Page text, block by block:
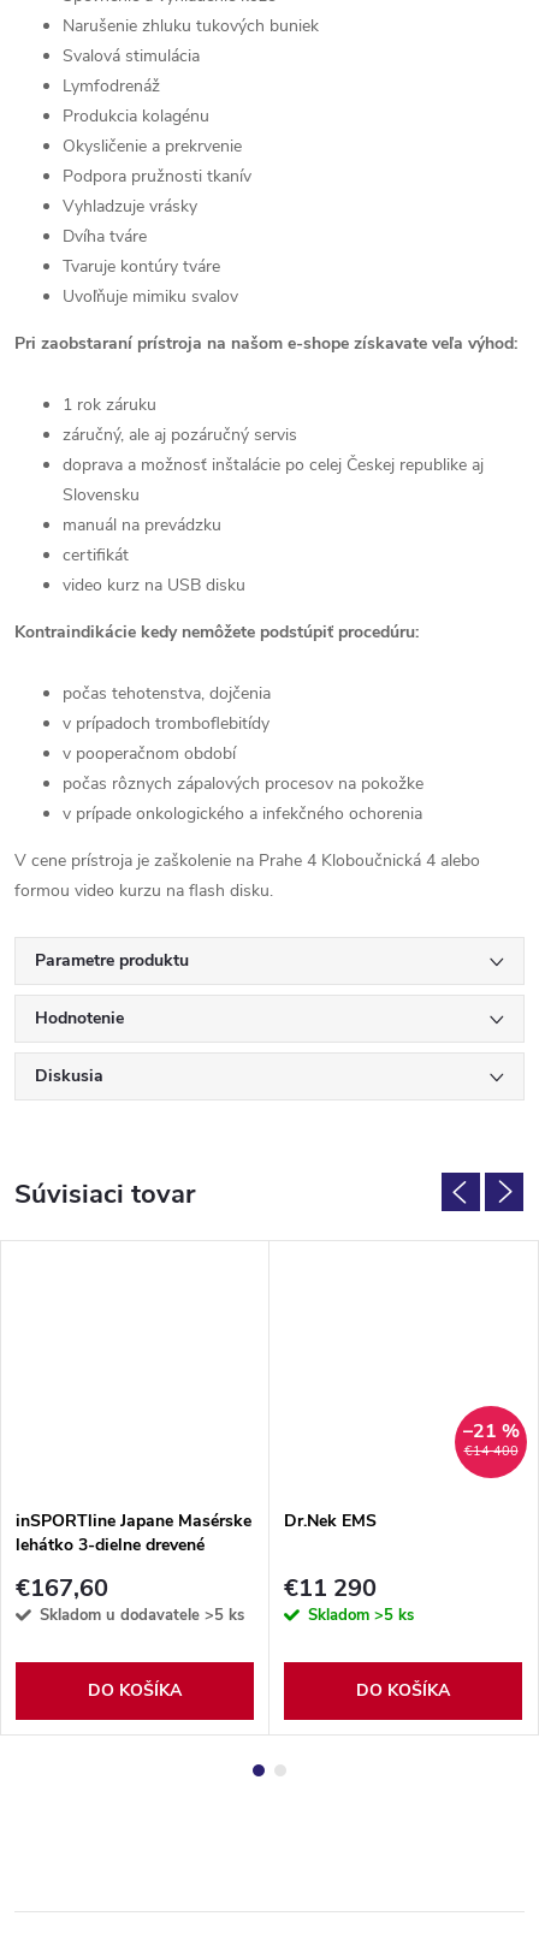
Narušenie zhluku tukových buniek
Svalová stimulácia
Lymfodrenáž
Produkcia kolagénu
Okysličenie a prekrvenie
Podpora pružnosti tkanív
Vyhladzuje vrásky
Dvíha tváre
Tvaruje kontúry tváre
Uvoľňuje mimiku svalov
Pri zaobstaraní prístroja na našom e-shope získavate veľa výhod:
1 rok záruku
záručný, ale aj pozáručný servis
doprava a možnosť inštalácie po celej Českej republike aj
Slovensku
manuál na prevádzku
certifikát
video kurz na USB disku
Kontraindikácie kedy nemôžete podstúpiť procedúru:
počas tehotenstva, dojčenia
v prípadoch tromboflebitídy
v pooperačnom období
počas rôznych zápalových procesov na pokožke
v prípade onkologického a infekčného ochorenia
V cene prístroja je zaškolenie na Prahe 4 Kloboučnická 4 alebo
formou video kurzu na flash disku.
Parametre produktu
Hodnotenie
Diskusia
Súvisiaci tovar
inSPORTline Japane Masérske
lehátko 3-dielne drevené
€167,60
Skladom u dodavatele >5 ks
DO KOŠÍKA
€14 400
–21 %
Dr.Nek EMS
€11 290
Skladom >5 ks
DO KOŠÍKA